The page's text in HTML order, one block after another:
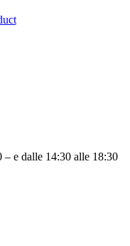
– e dalle 14:30 alle 18:30